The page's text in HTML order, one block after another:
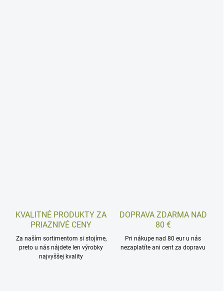
KVALITNÉ PRODUKTY ZA
PRIAZNIVÉ CENY
Za naším sortimentom si stojíme,
preto u nás nájdete len výrobky
najvyššej kvality
DOPRAVA ZDARMA NAD
80 €
Pri nákupe nad 80 eur u nás
nezaplatíte ani cent za dopravu